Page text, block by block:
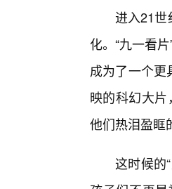
进入21世
化。“九一看
成为了一个更
映的科幻大
他们热泪盈眶
这时候的